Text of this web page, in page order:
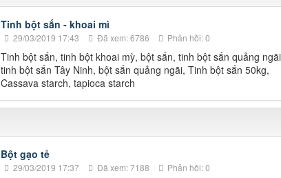
Tinh bột sắn - khoai mì
29/03/2019 17:43 Đã xem: 6786 Phản hồi: 0
Tinh bột sắn, tinh bột khoai mỳ, bột sắn, tinh bột sắn quảng
tinh bột sắn Tây Ninh, bột sắn quảng ngãi, Tinh bột sắn 50kg,
Cassava starch, tapioca starch
Bột gạo tẻ
29/03/2019 17:37 Đã xem: 7188 Phản hồi: 0